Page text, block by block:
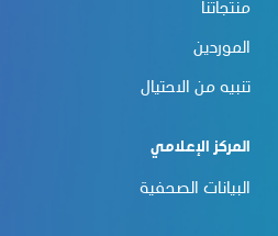
منتجاتنا
الموردين
تنبيه من الاحتيال
المركز الإعلامي
البيانات الصحفية